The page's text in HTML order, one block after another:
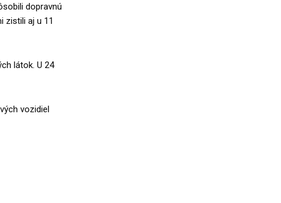
dopravnú
zistili aj u 11
látok. U 24
vozidiel